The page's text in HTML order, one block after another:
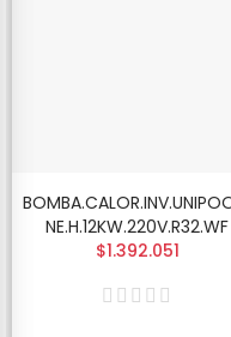
NE.H.12KW.220V.R32.WF
$1.392.051